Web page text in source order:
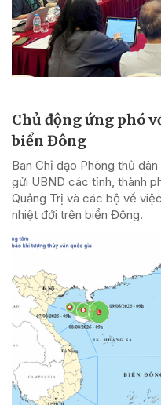
Chủ động ứng phó
biển Đông
Ban Chỉ đạo Phòng thủ
gửi UBND các tỉnh, thành
Quảng Trị và các bộ về
nhiệt đới trên biển Đông.